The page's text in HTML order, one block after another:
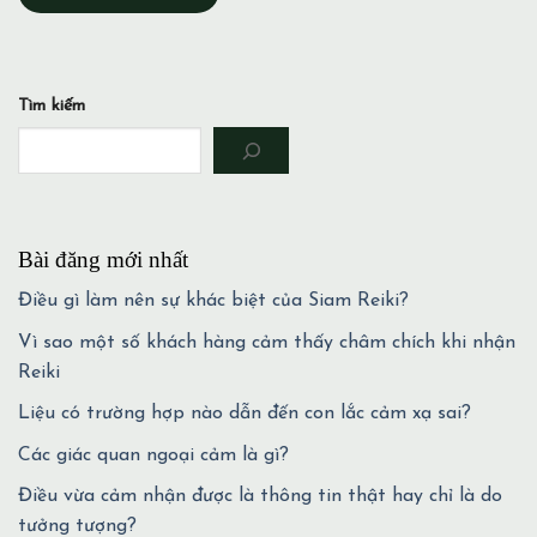
Tìm kiếm
Bài đăng mới nhất
Điều gì làm nên sự khác biệt của Siam Reiki?
Vì sao một số khách hàng cảm thấy châm chích khi nhận
Reiki
Liệu có trường hợp nào dẫn đến con lắc cảm xạ sai?
Các giác quan ngoại cảm là gì?
Điều vừa cảm nhận được là thông tin thật hay chỉ là do
tưởng tượng?